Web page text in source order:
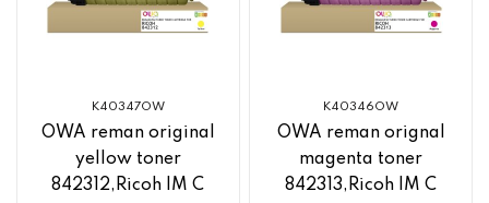
K40347OW
OWA reman original
yellow toner
842312,Ricoh IM C
K40346OW
OWA reman orignal
magenta toner
842313,Ricoh IM C